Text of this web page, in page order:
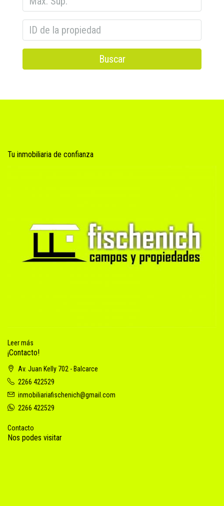
Buscar
Tu inmobiliaria de confianza
Leer más
¡Contacto!
Av. Juan Kelly 702 - Balcarce
2266 422529
inmobiliariafischenich@gmail.com
2266 422529
Contacto
Nos podes visitar